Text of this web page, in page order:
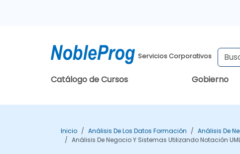
Servicios Corporativos
Catálogo de Cursos Gobierno
Inicio Análisis De Los Datos Formación
Análisis De
Análisis De Negocio Y Sistemas Utilizando Notación